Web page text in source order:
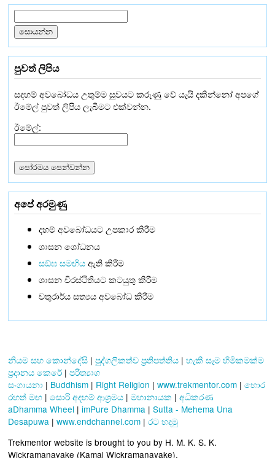
පුවත් ලිපිය
සදහම් අවබෝධය උතුම්ම සුවයට කරුණු වේ යැයි දකින්නෝ අපගේ
ඊමේල් පුවත් ලිපිය ලැබීමට එක්වන්න.
ඊමේල්:
අපේ අරමුණු
දහම් අවබෝධයට උපකාර කිරීම
ශාසන ශෝධනය
සඞ්‌ඝ සමඟියඇති කිරීම
ශාසන චිරස්ථිතියට කටයුතු කිරීම
චතුරාර්ය සත්‍යය අවබෝධ කිරීම
නියම සහ කොන්දේසි | පුද්ගලිකත්ව ප්‍රතිපත්තිය | හැකි සෑම හිමිකමක්ම
ප්‍රදානය කෙරේ | පරිත්‍යාග
සංගායනා | Buddhism | Right Religion | www.trekmentor.com | හොර
රහත් මඟ | සොරි අදහම් ආශ්‍රමය | මහානායක | අධිකරණ
aDhamma Wheel | imPure Dhamma | Sutta - Mehema Una
Desapuwa | www.endchannel.com | රට හදමු
Trekmentor website is brought to you by H. M. K. S. K.
Wickramanayake (Kamal Wickramanayake).